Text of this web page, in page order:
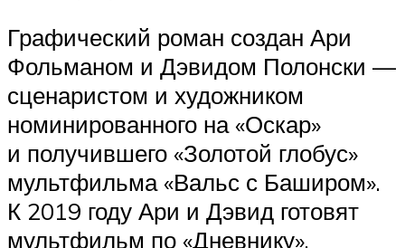
Графический роман создан Ари
Фольманом и Дэвидом Полонски —
сценаристом и художником
номинированного на «Оскар»
и получившего «Золотой глобус»
мультфильма «Вальс с Баширом».
К 2019 году Ари и Дэвид готовят
мультфильм по «Дневнику».